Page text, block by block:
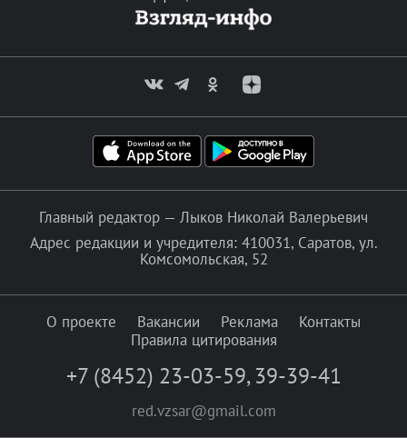
Главный редактор — Лыков Николай Валерьевич
Адрес редакции и учредителя: 410031, Саратов, ул.
Комсомольская, 52
О проекте Вакансии Реклама
Контакты
Правила цитирования
+7 (8452) 23-03-59, 39-39-41
red.vzsar@gmail.com